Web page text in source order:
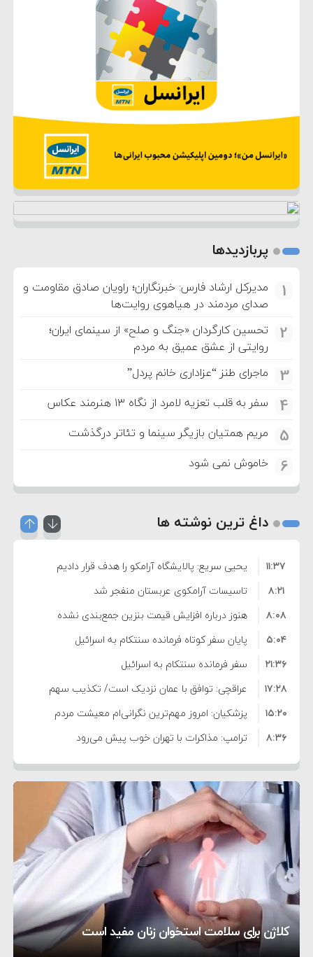
پربازدیدها
1
مدیرکل ارشاد فارس: خبرنگاران؛ راویان صادق مقاومت و
صدای مردمند در هیاهوی روایت‌ها
2
تحسین کارگردان «جنگ و صلح» از سینمای ایران؛
روایتی از عشق عمیق به مردم
3 ماجرای طنز “عزاداری خانم پردل”
4 سفر به قلب تعزیه لامرد از نگاه ۱۳ هنرمند عکاس
5 مریم همتیان بازیگر سینما و تئاتر درگذشت
6 خاموش نمی شود
داغ ترین نوشته ها
یحیی سریع: پالایشگاه آرامکو را هدف قرار دادیم
۱۱:۳۷
تاسیسات آرامکوی عربستان منفجر شد
۸:۲۱
هنوز درباره افزایش قیمت بنزین جمع‌بندی نشده
است/ کالا برگ قطعا افزایش می‌یابد
۸:۰۸
پایان سفر کوتاه فرمانده سنتکام به اسرائیل
۵:۰۴
سفر فرمانده سنتکام به اسرائیل
۲۱:۳۶
عراقچی: توافق با عمان نزدیک است/ تکذیب سهم
۱۱ درصدی ایران از خزر
۱۷:۲۸
پزشکیان: امروز مهم‌ترین نگرانی‌ام معیشت مردم
است
۱۵:۲۰
ترامپ: مذاکرات با تهران خوب پیش می‌رود
۸:۳۶
بازداشت سفیر پیشین فلسطین در لبنان به اتهام
فساد و اختلاس اموال
۱۰:۳۳
حادثه دریایی در نزدیکی سواحل عمان
۵:۱۷
معاون دفتر پزشکیان: ادعای استعفای رئیس‌جمهور
واهی و کذب محض است
۴:۴۱
زمان و تاریخ مذاکرات آمریکا و ایران هنوز نهایی
نشده است
۲۰:۳۹
وزیر جنگ آمریکا: ماشین جنگی ما آماده حمله
نظامی علیه ایران است
۶:۵۰
موافقت ترامپ با لغو حمله به ایران
۶:۲۱
هشدار عراقچی به همتای عربستانی درباره همراهی با
آمریکا
۲:۱۵
کلاژن برای سلامت استخوان زنان مفید است
کمک خورشید به رفع ناترازی برق
تحسین کارگردان «جنگ و صلح» از سینمای ایران؛ روایتی
از عشق عمیق به مردم